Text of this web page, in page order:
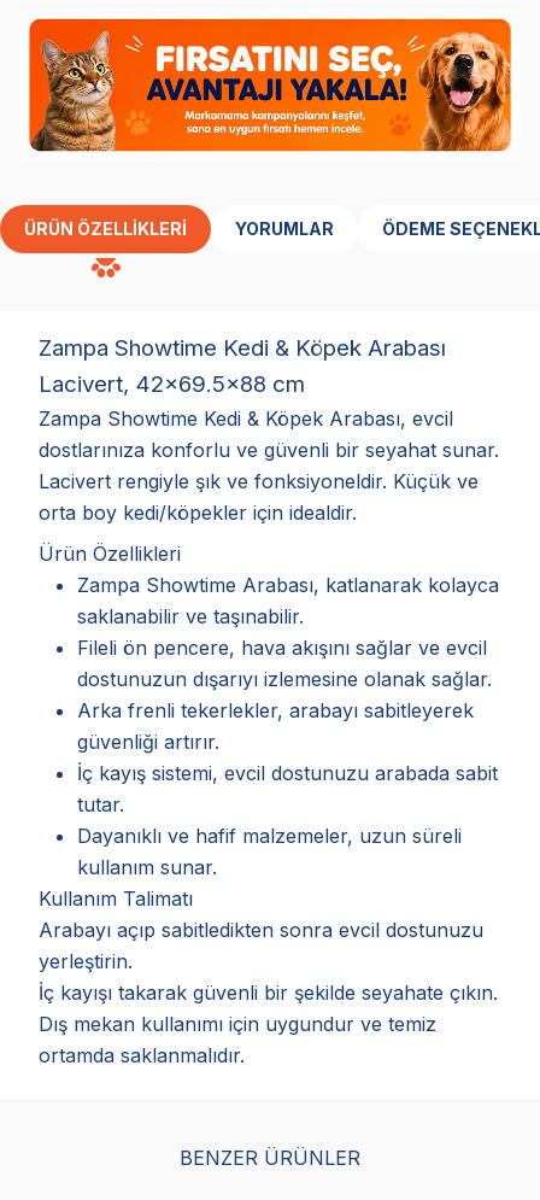
ÜRÜN ÖZELLIKLERI YORUMLAR ÖDEME
Zampa Showtime Kedi & Köpek Arabası
Lacivert, 42x69.5x88 cm
Zampa Showtime Kedi & Köpek Arabası, evcil
dostlarınıza konforlu ve güvenli bir seyahat sunar.
Lacivert rengiyle şık ve fonksiyoneldir. Küçük ve
orta boy kedi/köpekler için idealdir.
Ürün Özellikleri
Zampa Showtime Arabası, katlanarak kolayca
saklanabilir ve taşınabilir.
Fileli ön pencere, hava akışını sağlar ve evcil
dostunuzun dışarıyı izlemesine olanak sağlar.
Arka frenli tekerlekler, arabayı sabitleyerek
güvenliği artırır.
İç kayış sistemi, evcil dostunuzu arabada sabit
tutar.
Dayanıklı ve hafif malzemeler, uzun süreli
kullanım sunar.
Kullanım Talimatı
Arabayı açıp sabitledikten sonra evcil dostunuzu
yerleştirin.
İç kayışı takarak güvenli bir şekilde seyahate çıkın.
Dış mekan kullanımı için uygundur ve temiz
ortamda saklanmalıdır.
BENZER ÜRÜNLER